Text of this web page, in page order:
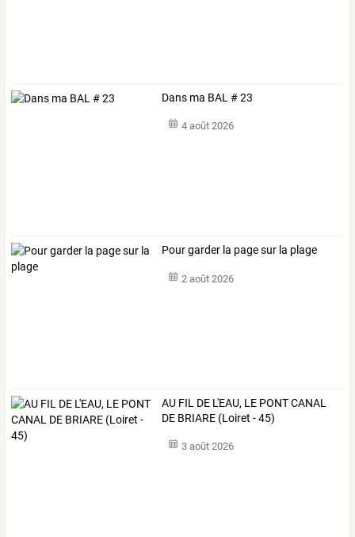
Dans ma BAL # 23
4 août 2026
Pour garder la page sur la plage
2 août 2026
AU FIL DE L'EAU, LE PONT CANAL
DE BRIARE (Loiret - 45)
3 août 2026